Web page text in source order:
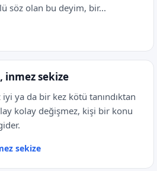
söz olan bu deyim, bir...
inmez sekize
ya da bir kez kötü tanındıktan
kolay değişmez, kişi bir konu
sekize